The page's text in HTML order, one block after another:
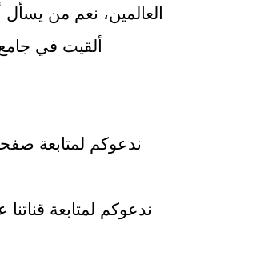
العالمين، نعم من
ألقيت في جامع
ندعوكم لمتابعة
ندعوكم لمتابعة